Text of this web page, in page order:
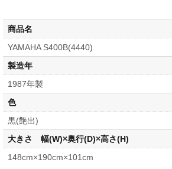
商品名
YAMAHA S400B(4440)
製造年
1987年製
色
黒(艶出)
大きさ 幅(W)×奥行(D)×高さ(H)
148cm×190cm×101cm